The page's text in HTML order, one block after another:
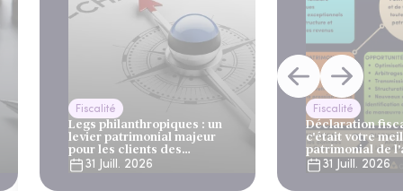
Fiscalité
Legs philanthropiques : un
levier patrimonial majeur
pour les clients des
gestionnaires de patrimoine
et des banques privées
31 Juill. 2026
Fiscalité
Déclaration
c'était votre
patrimonial de
31 Juill. 2026